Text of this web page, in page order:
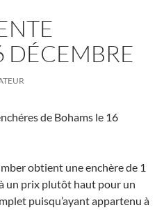
DÉCEMBRE
de Bohams le 16
obtient une enchère de 1
un prix plutôt haut pour un
puisqu’ayant appartenu à